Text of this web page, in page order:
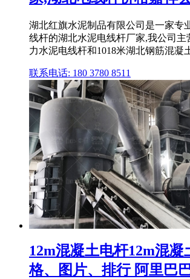
湖北红旗水泥制品有限公司是一家专
线杆的湖北水泥电线杆厂家,我公司主
力水泥电线杆和1018米湖北钢筋混凝
联系电话: 180 3780 8511
12m混凝土电杆12m混凝
格、图片、排行 阿里巴